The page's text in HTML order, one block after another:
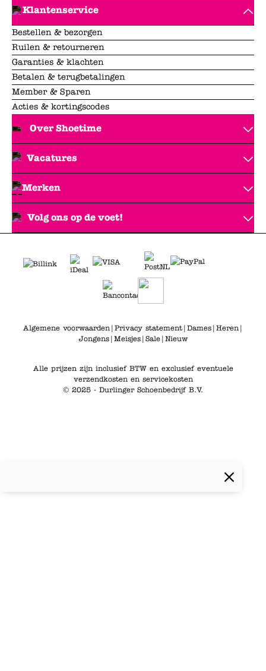
Klantenservice
Bestellen & bezorgen
Ruilen & retourneren
Garanties & klachten
Betalen & terugbetalingen
Member & Sparen
Acties & kortingscodes
Over Shoetime
Vacatures
Merken
Volg ons op de voet!
Algemene voorwaarden | Privacy statement| Dames| Heren |
Jongens| Meisjes| Sale| Nieuw
Alle prijzen zijn inclusief BTW en exclusief eventuele
verzendkosten en servicekosten
© 2025 - Durlinger Schoenbedrijf B.V.